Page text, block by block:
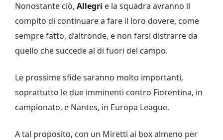
Nonostante ciò, Allegri e la squadra avranno il
compito di continuare a fare il loro dovere, come
sempre fatto, d’altronde, e non farsi distrarre da
quello che succede al di fuori del campo.
Le prossime sfide saranno molto importanti,
soprattutto le due imminenti contro Fiorentina, in
campionato, e Nantes, in Europa League.
A tal proposito, con un Miretti ai box almeno per